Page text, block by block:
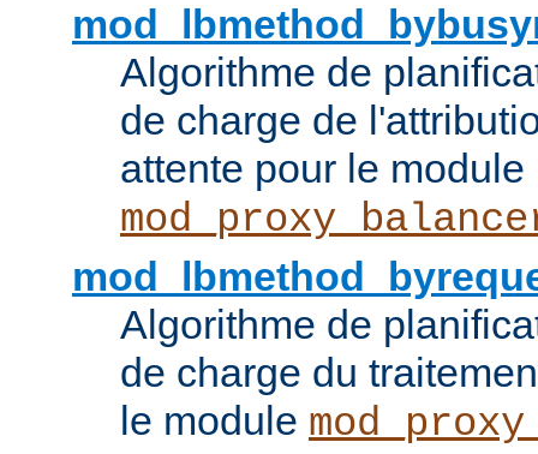
Algorithme de
de charge de
attente pour le module
Algorithme de
de charge du
le module